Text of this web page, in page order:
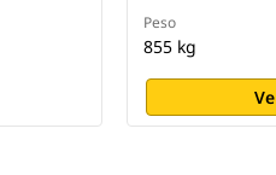
Peso
855 kg